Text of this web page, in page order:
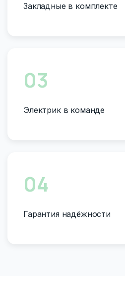
Закладные в комплекте
03
Электрик в команде
04
Гарантия надёжности